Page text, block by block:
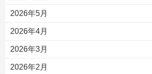
2026年5月
2026年4月
2026年3月
2026年2月